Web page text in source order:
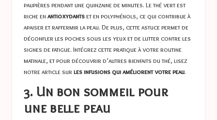
paupières pendant une quinzaine de minutes. Le thé vert est
riche en antioxydantset en polyphénols, ce qui contribue à
apaiser et raffermir la peau. De plus, cette astuce permet de
dégonfler les poches sous les yeux et de lutter contre les
signes de fatigue. Intégrez cette pratique à votre routine
matinale, et pour découvrir d’autres bienfaits du thé, lisez
notre article sur les infusions qui améliorent votre peau.
3. Un bon sommeil pour
une belle peau